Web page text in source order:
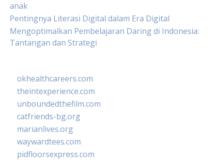
anak
Pentingnya Literasi Digital dalam Era Digital
Mengoptimalkan Pembelajaran Daring di Indonesia:
Tantangan dan Strategi
okhealthcareers.com
theintexperience.com
unboundedthefilm.com
catfriends-bg.org
marianlives.org
waywardtees.com
pidfloorsexpress.com